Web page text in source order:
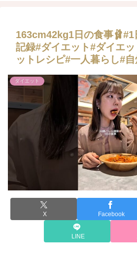
163cm42kg1日の食事🩰#1
記録#ダイエット#ダイエ
ットレシピ#一人暮らし#
ダイエット
X Facebook
LINE